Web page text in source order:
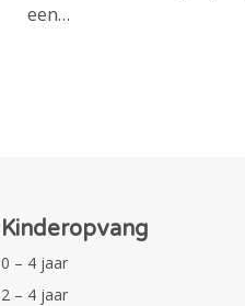
een…
Kinderopvang
0 – 4 jaar
2 – 4 jaar